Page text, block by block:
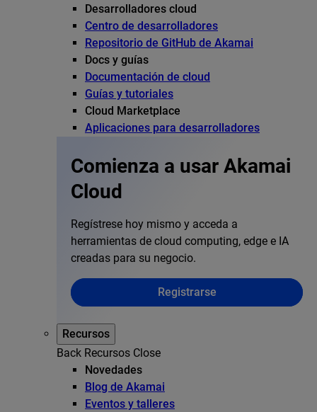
Desarrolladores cloud
Centro de desarrolladores
Repositorio de GitHub de Akamai
Docs y guías
Documentación de cloud
Guías y tutoriales
Cloud Marketplace
Aplicaciones para desarrolladores
Comienza a usar Akamai
Cloud
Regístrese hoy mismo y acceda a
herramientas de cloud computing, edge e IA
creadas para su negocio.
Registrarse
Recursos
Back Recursos Close
Novedades
Blog de Akamai
Eventos y talleres